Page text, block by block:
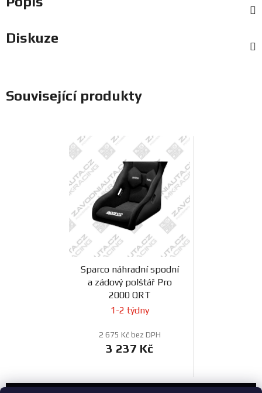
Diskuze
Související produkty
Sparco náhradní spodní
a zádový polštář Pro
2000 QRT
1-2 týdny
2 675 Kč bez DPH
3 237 Kč